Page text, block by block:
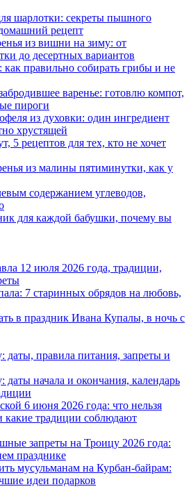
шарлотки: секреты пышного
рецепт
из вишни на зиму: от
до десертных вариантов
как правильно собирать грибы и не
варенье: готовлю компот,
пироги
из духовки: один ингредиент
хрустящей
5 рецептов для тех, кто не хочет
из малины пятиминутки, как у
содержанием углеводов,
для каждой бабушки, почему вы
12 июля 2026 года, традиции,
7 старинных обрядов на любовь,
в праздник Ивана Купалы, в ночь с
даты, правила питания, запреты и
даты начала и окончания, календарь
6 июня 2026 года: что нельзя
какие традиции соблюдают
запреты на Троицу 2026 года:
празднике
мусульманам на Курбан-байрам:
идеи подарков